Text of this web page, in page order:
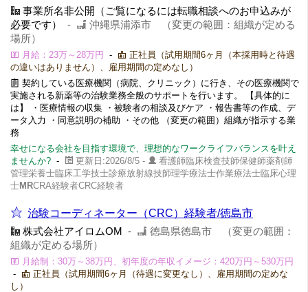
事業所名非公開（ご覧になるには転職相談へのお申込みが
必要です）
-
沖縄県浦添市 （変更の範囲：組織が定める
場所）
月給：23万～28万円 -
正社員（試用期間6ヶ月（本採用時と待遇
の違いはありません）、雇用期間の定めなし）
契約している医療機関（病院、クリニック）に行き、その医療機関で
実施される新薬等の治験業務全般のサポートを行います。 【具体的に
は】 ・医療情報の収集 ・被験者の相談及びケア ・報告書等の作成、デ
ータ入力 ・同意説明の補助 ・その他 （変更の範囲）組織が指示する業
務
幸せになる会社を目指す環境で、理想的なワークライフバランスを叶え
ませんか? - 更新日:2026/8/5 -
看護師臨床検査技師保健師薬剤師
管理栄養士臨床工学技士診療放射線技師理学療法士作業療法士臨床心理
士MRCRA経験者CRC経験者
治験コーディネーター（CRC）経験者/徳島市
株式会社アイロムOM -
徳島県徳島市 （変更の範囲：
組織が定める場所）
月給制：30万～38万円、初年度の年収イメージ：420万円～530万円
-
正社員（試用期間6ヶ月（待遇に変更なし）、雇用期間の定めな
し）